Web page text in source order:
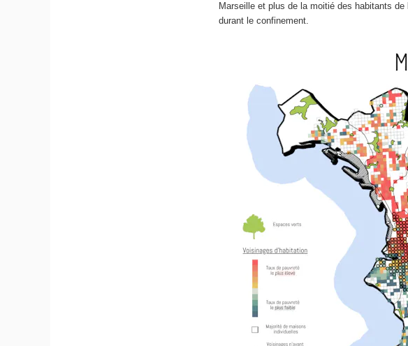
Marseille et plus de la moitié des habitants
durant le confinement.